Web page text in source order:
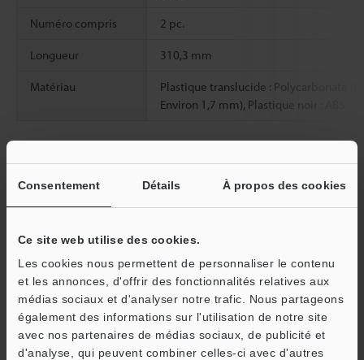
Consentement Détails À propos des cookies
Ce site web utilise des cookies.
Les cookies nous permettent de personnaliser le contenu
et les annonces, d'offrir des fonctionnalités relatives aux
médias sociaux et d'analyser notre trafic. Nous partageons
également des informations sur l'utilisation de notre site
avec nos partenaires de médias sociaux, de publicité et
d'analyse, qui peuvent combiner celles-ci avec d'autres
Numéro compris 2 pc.
Longueur 310,3 mm
Matériau
Plastique translucide : Polycarbonate (t
Environ 1,7 mm), Plastique noir : ABS
Guides techniques
Fiche technique (PDF)